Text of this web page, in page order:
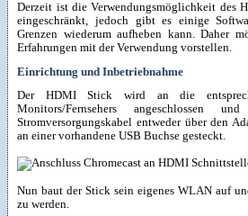
Derzeit ist die Verwendungsmöglichkeit des
eingeschränkt, jedoch gibt es einige
Grenzen wiederum aufheben kann. Daher
Erfahrungen mit der Verwendung vorstellen.
Einrichtung und Inbetriebnahme
Der HDMI Stick wird an die
Monitors/Fernsehers angeschlossen
Stromversorgungskabel entweder über den
an einer vorhandene USB Buchse gesteckt.
Nun baut der Stick sein eigenes WLAN auf
zu werden.